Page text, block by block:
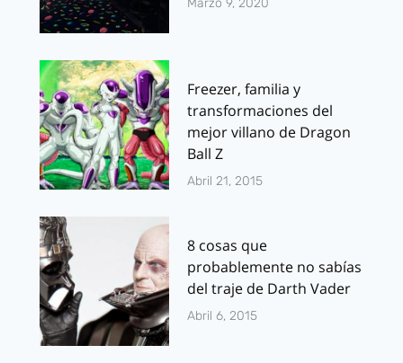
Marzo 9, 2020
Freezer, familia y
transformaciones del
mejor villano de Dragon
Ball Z
Abril 21, 2015
8 cosas que
probablemente no sabías
del traje de Darth Vader
Abril 6, 2015